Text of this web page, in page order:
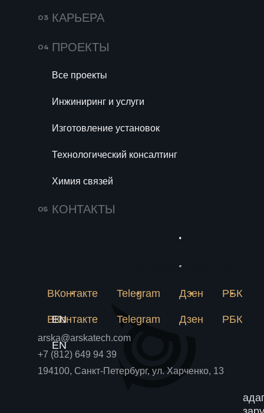
КАРЬЕРА
ПРОЕКТЫ
Все проекты
Инжиниринг и услуги
Изготовление установок
Технологический консалтинг
Химия связей
КОНТАКТЫ
Пригласить в тендер
Пригласить в тендер
Связаться
Связаться
ВКонтакте
ВКонтакте
Telegram
Telegram
Дзен
Дзен
РБК
РБК
EN
EN
arska@arskatech.com
+7 (812) 649 94 39
194100, Санкт-Петербург, ул. Харченко, 13
и стремятся к созданию
чтобы занять достойное
13 февраля 2025
российском химическом
инжиниринге: